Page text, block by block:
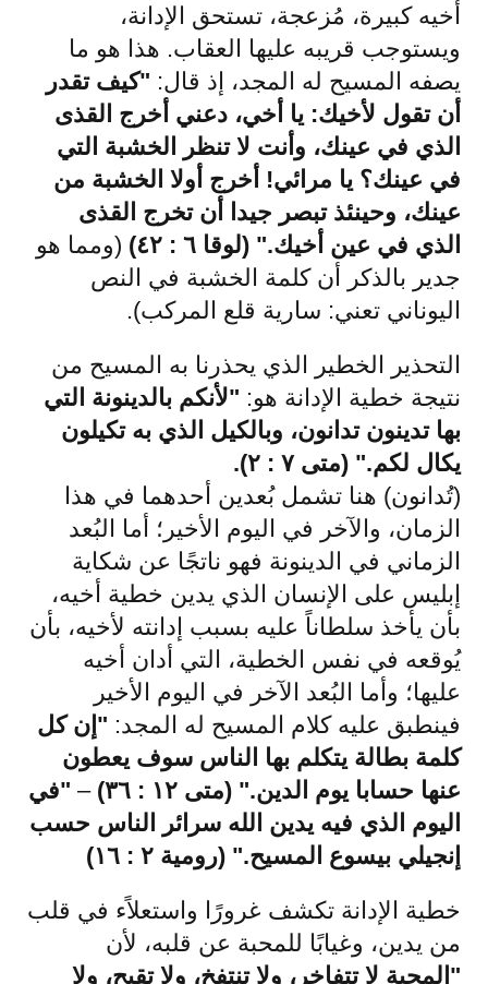
أخيه كبيرة، مُزعجة، تستحق الإدانة،
ويستوجب قريبه عليها العقاب. هذا هو ما
يصفه المسيح له المجد، إذ قال: "كيف تقدر
أن تقول لأخيك: يا أخي، دعني أخرج القذى
الذي في عينك، وأنت لا تنظر الخشبة التي
في عينك؟ يا مرائي! أخرج أولا الخشبة من
عينك، وحينئذ تبصر جيدا أن تخرج القذى
الذي في عين أخيك." (لوقا ٦ : ٤٢)
(ومما هو
جدير بالذكر أن كلمة الخشبة في النص
اليوناني تعني: سارية قلع المركب).
التحذير الخطير الذي يحذرنا به المسيح من
نتيجة خطية الإدانة هو: "لأنكم بالدينونة التي
بها تدينون تدانون، وبالكيل الذي به تكيلون
يكال لكم." (متى ٧ : ٢).
(تُدانون) هنا تشمل بُعدين أحدهما في هذا
الزمان، والآخر في اليوم الأخير؛ أما البُعد
الزماني في الدينونة فهو ناتجًا عن شكاية
إبليس على الإنسان الذي يدين خطية أخيه،
بأن يأخذ سلطاناً عليه بسبب إدانته لأخيه، بأن
يُوقعه في نفس الخطية، التي أدان أخيه
عليها؛ وأما البُعد الآخر في اليوم الأخير
فينطبق عليه كلام المسيح له المجد: "إن كل
كلمة بطالة يتكلم بها الناس سوف يعطون
عنها حسابا يوم الدين." (متى ١٢ : ٣٦)
– "في
اليوم الذي فيه يدين الله سرائر الناس حسب
إنجيلي بيسوع المسيح." (رومية ٢ : ١٦)
خطية الإدانة تكشف غرورًا واستعلاًء في قلب
من يدين، وغيابًا للمحبة عن قلبه، لأن
"المحبة لا تتفاخر، ولا تنتفخ، ولا تقبح، ولا